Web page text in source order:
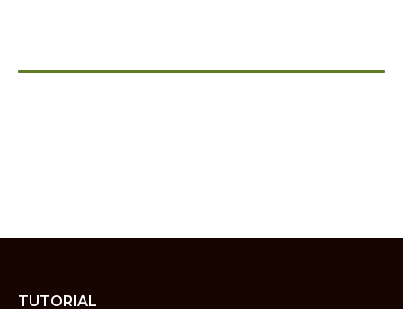
TUTORIAL